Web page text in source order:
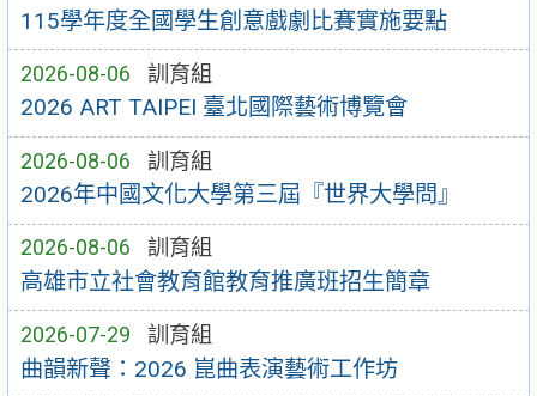
115學年度全國學生創意戲劇比賽實施要點
2026-08-06 訓育組
2026 ART TAIPEI 臺北國際藝術博覽會
2026-08-06 訓育組
2026年中國文化大學第三屆『世界大學問』
2026-08-06 訓育組
高雄市立社會教育館教育推廣班招生簡章
2026-07-29 訓育組
曲韻新聲：2026 崑曲表演藝術工作坊